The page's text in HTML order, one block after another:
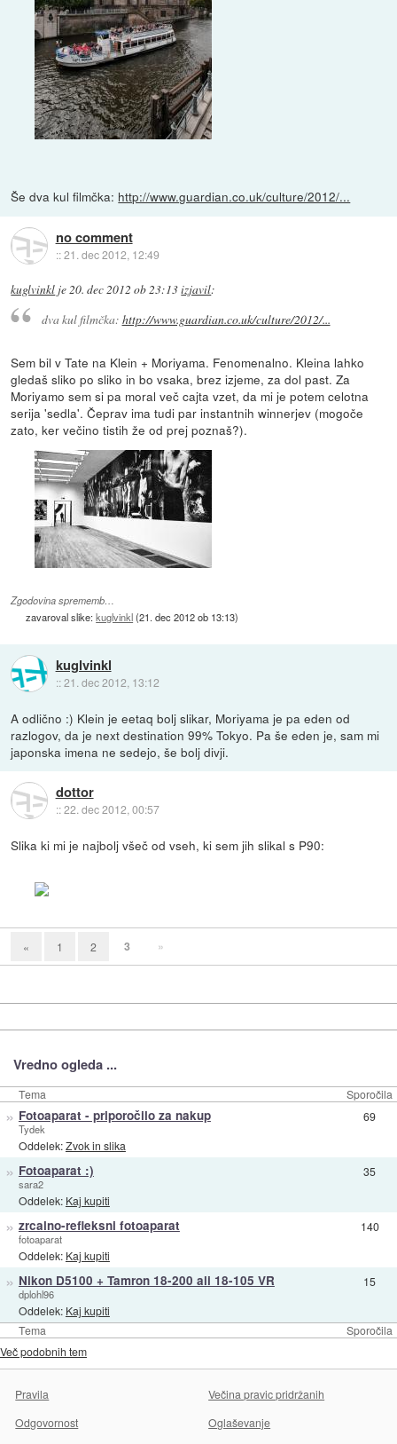
Še dva kul filmčka: http://www.guardian.co.uk/culture/2012/...
no comment
::21. dec 2012, 12:49
kuglvinkl je20. dec 2012 ob 23:13izjavil:
dva kul filmčka: http://www.guardian.co.uk/culture/2012/...
Sem bil v Tate na Klein + Moriyama. Fenomenalno. Kleina lahko
gledaš sliko po sliko in bo vsaka, brez izjeme, za dol past. Za
Moriyamo sem si pa moral več cajta vzet, da mi je potem celotna
serija 'sedla'. Čeprav ima tudi par instantnih winnerjev (mogoče
zato, ker večino tistih že od prej poznaš?).
Zgodovina sprememb…
zavaroval slike:kuglvinkl(21. dec 2012 ob 13:13)
kuglvinkl
::21. dec 2012, 13:12
A odlično :) Klein je eetaq bolj slikar, Moriyama je pa eden od
razlogov, da je next destination 99% Tokyo. Pa še eden je, sam mi
japonska imena ne sedejo, še bolj divji.
dottor
::22. dec 2012, 00:57
Slika ki mi je najbolj všeč od vseh, ki sem jih slikal s P90:
« 1 2 3 »
Vredno ogleda ...
Tema Sporočila
Tema Sporočila
» Fotoaparat - priporočilo za nakup
Tydek
Oddelek:Zvok in slika
69
» Fotoaparat :)
sara2
Oddelek: Kaj kupiti
35
» zrcalno-refleksni fotoaparat
fotoaparat
Oddelek: Kaj kupiti
140
» Nikon D5100 + Tamron 18-200 ali 18-105 VR
dplohl96
Oddelek: Kaj kupiti
15
Več podobnih tem
Pravila
Večina pravic pridržanih
Odgovornost
Oglaševanje